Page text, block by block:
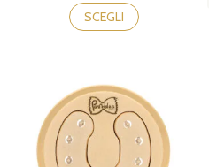
SCEGLI
prodotto
ha
opzioni
possono
essere
scelte